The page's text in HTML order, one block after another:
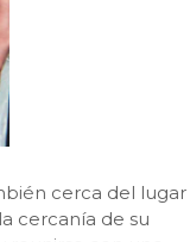
cerca del lugar
cercanía de su